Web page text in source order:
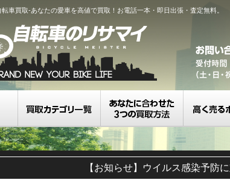
転車買取-あなたの愛車を高値で買取！お電話一本・即日出張・査定無料。
【お知らせ】ウイルス感染予防